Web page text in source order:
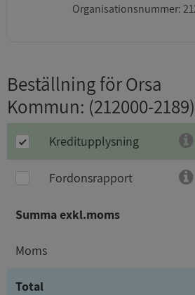
Organisationsnummer:
Beställning för Orsa
Kommun: (212000-2189)
Kreditupplysning
Fordonsrapport
Summa exkl.moms
Moms
Total